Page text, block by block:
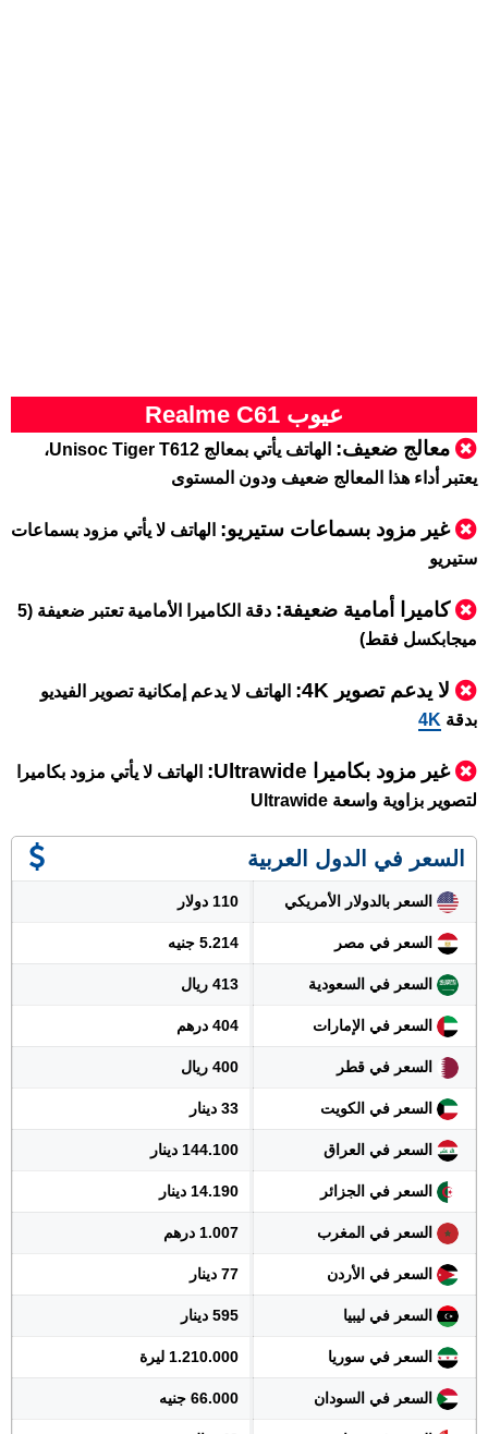
عيوب Realme C61
معالج ضعيف:
الهاتف يأتي بمعالج Unisoc Tiger T612،
يعتبر أداء هذا المعالج ضعيف ودون المستوى
غير مزود بسماعات ستيريو: الهاتف لا يأتي مزود بسماعات
ستيريو
كاميرا أمامية ضعيفة:
دقة الكاميرا الأمامية تعتبر ضعيفة (5
ميجابكسل فقط)
لا يدعم تصوير 4K:
الهاتف لا يدعم إمكانية تصوير الفيديو
بدقة 4K
غير مزود بكاميرا Ultrawide:
الهاتف لا يأتي مزود بكاميرا
لتصوير بزاوية واسعة Ultrawide
السعر في الدول العربية
السعر بالدولار الأمريكي 110 دولار
السعر في مصر 5.214 جنيه
السعر في السعودية 413 ريال
السعر في الإمارات 404 درهم
السعر في قطر 400 ريال
السعر في الكويت 33 دينار
السعر في العراق 144.100 دينار
السعر في الجزائر 14.190 دينار
السعر في المغرب 1.007 درهم
السعر في الأردن 77 دينار
السعر في ليبيا 595 دينار
السعر في سوريا 1.210.000 ليرة
السعر في السودان 66.000 جنيه